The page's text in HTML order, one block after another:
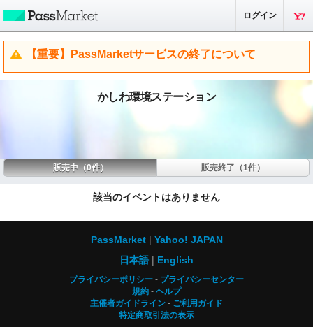
ログイン
【重要】PassMarketサービスの終了について
かしわ環境ステーション
販売中（0件） 販売終了（1件）
該当のイベントはありません
PassMarket
Yahoo! JAPAN
日本語
English
プライバシーポリシー
プライバシーセンター
規約
ヘルプ
主催者ガイドライン
ご利用ガイド
特定商取引法の表示